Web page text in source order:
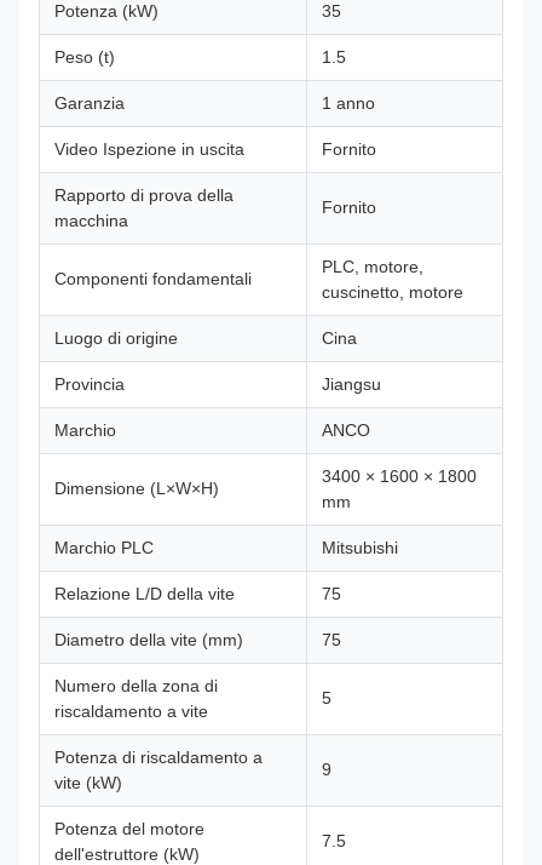
Potenza (kW) 35
Peso (t) 1.5
Garanzia 1 anno
Video Ispezione in uscita Fornito
Rapporto di prova della
macchina
Fornito
Componenti fondamentali
PLC, motore,
cuscinetto, motore
Luogo di origine Cina
Provincia Jiangsu
Marchio ANCO
Dimensione (L×W×H)
3400 × 1600 × 1800
mm
Marchio PLC Mitsubishi
Relazione L/D della vite 75
Diametro della vite (mm) 75
Numero della zona di
riscaldamento a vite
5
Potenza di riscaldamento a
vite (kW)
9
Potenza del motore
dell'estruttore (kW)
7.5